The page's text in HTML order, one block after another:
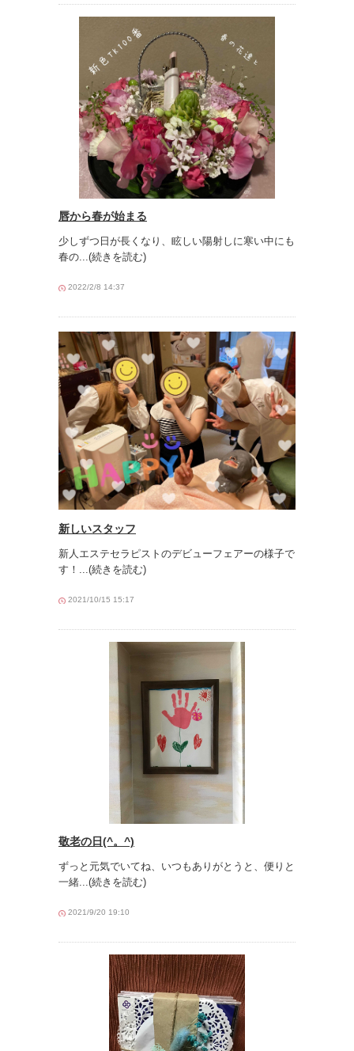
唇から春が始まる
少しずつ日が長くなり、眩しい陽射しに寒い中にも
春の...(続きを読む)
2022/2/8 14:37
新しいスタッフ
新人エステセラピストのデビューフェアーの様子で
す！ ...(続きを読む)
2021/10/15 15:17
敬老の日(^。^)
ずっと元気でいてね、いつもありがとうと、便りと
一緒...(続きを読む)
2021/9/20 19:10